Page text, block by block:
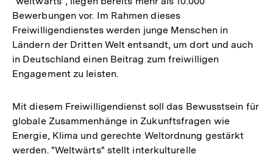
Bewerbungen vor. Im Rahmen dieses
Freiwilligendienstes werden junge Menschen in
Ländern der Dritten Welt entsandt, um dort und auch
in Deutschland einen Beitrag zum freiwilligen
Engagement zu leisten.
Mit diesem Freiwilligendienst soll das Bewusstsein für
globale Zusammenhänge in Zukunftsfragen wie
Energie, Klima und gerechte Weltordnung gestärkt
werden. "Weltwärts" stellt interkulturelle